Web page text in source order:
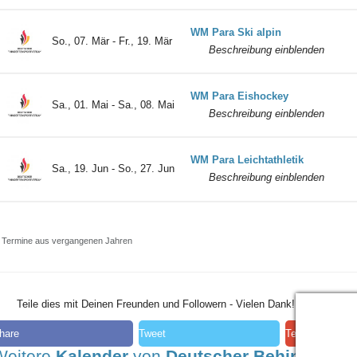
So., 07. Mär - Fr., 19. Mär
WM Para Ski alpin
Beschreibung einblenden
Sa., 01. Mai - Sa., 08. Mai
WM Para Eishockey
Beschreibung einblenden
Sa., 19. Jun - So., 27. Jun
WM Para Leichtathletik
Beschreibung einblenden
Termine aus vergangenen Jahren
Teile dies mit Deinen Freunden und Followern - Vielen Dank!
Tweet Teilen